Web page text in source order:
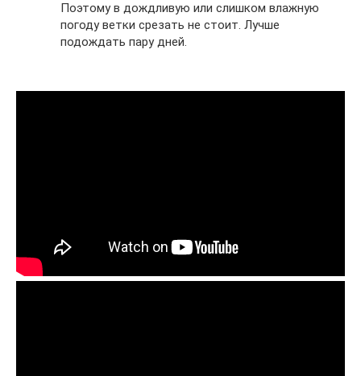
Поэтому в дождливую или слишком влажную
погоду ветки срезать не стоит. Лучше
подождать пару дней.